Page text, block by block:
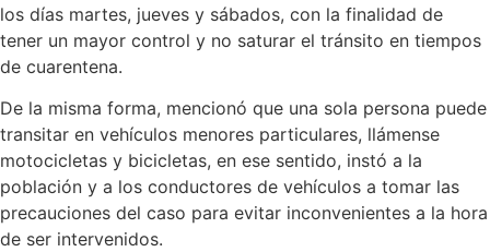
los días martes, jueves y sábados, con la finalidad de
tener un mayor control y no saturar el tránsito en tiempos
de cuarentena.
De la misma forma, mencionó que una sola persona puede
transitar en vehículos menores particulares, llámense
motocicletas y bicicletas, en ese sentido, instó a la
población y a los conductores de vehículos a tomar las
precauciones del caso para evitar inconvenientes a la hora
de ser intervenidos.